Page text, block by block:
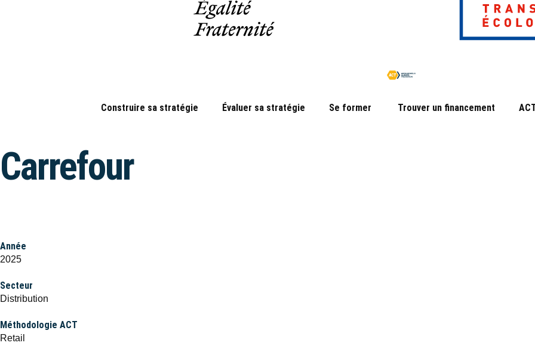
Construire sa stratégie Évaluer sa stratégie Se former Trouver un financement
Carrefour
Année
2025
Secteur
Distribution
Méthodologie ACT
Retail